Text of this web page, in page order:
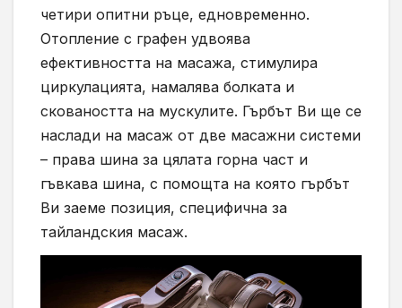
четири опитни ръце, едновременно.
Отопление с графен удвоява
ефективността на масажа, стимулира
циркулацията, намалява болката и
сковаността на мускулите. Гърбът Ви ще се
наслади на масаж от две масажни системи
– права шина за цялата горна част и
гъвкава шина, с помощта на която гърбът
Ви заеме позиция, специфична за
тайландския масаж.